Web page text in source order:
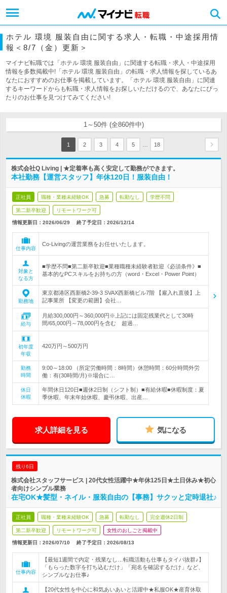
ホテル 環境 服装自由に関する求人・転職・中途採用情
報＜8/7（金）更新＞
マイナビ転職では「ホテル 環境 服装自由」に関連する転職・求人・中途採用
情報を多数掲載中!「ホテル 環境 服装自由」の転職・求人情報を探しているあ
なたにおすすめのお仕事を掲載しています。「ホテル 環境 服装自由」に関連
するキーワードからも転職・求人情報をお探しいただけるので、あなたにぴっ
たりのお仕事を見つけてみてください!
1～50件 (全860件中)
1 2 3 4 5 18
株式会社Q Living | ★定着率も高く安定して勤務ができます。
本社勤務【運営スタッフ】年休120日！服装自由！
正社員 職種・業種未経験OK 急募 転勤なし 学歴不問
第二新卒歓迎 リモートワーク可
情報更新日：2026/06/29 終了予定日： 2026/12/14
仕事内容
Co-Livingの運営業務をお任せいたします。
対象と
なる方
■学歴不問■第二新卒歓迎■業種職種未経験者歓迎《必須条件》■
基本的なPCスキルをお持ちの方（word・Excel・Power Point）
勤務地
東京都港区西新橋2-39-3 SVAX西新橋ビル7階 【雇入れ直後】上
記事業所 【変更の範囲】会社…
給与
月給300,000円～360,000円※上記には固定残業代として30時
間/65,000円～78,000円を含む 超過…
初年度
年収
420万円～500万円
勤務
時間
9:00～18:00 （所定労働時間：8時間）休憩時間：60分時間外労
働：有(30時間/月)※場合に…
休日
休暇
年間休日120日■週休2日制（シフト制）■有給休暇■休暇制度：夏
季休暇、年末年始休暇、慶弔休暇、出産…
求人詳細を見る 気になる
残り6日
株式会社スタッフサービス | 20代女性活躍中★年休125日★土日休み★初心
者向けシンプル業務
在宅OK★髪型・ネイル・服装自由の【事務】サクッと定時退社♪
正社員 職種・業種未経験OK 急募 転勤なし 完全週休2日制
第二新卒歓迎 リモートワーク可 女性のおしごと掲載中
情報更新日：2026/07/10 終了予定日： 2026/08/13
仕事内容
【最短1週間で内定・残業なし…転職活動も仕事もタイパ抜群♪】
「もらった数字を打ち込むだけ」「宛名を確認するだけ」など、
シンプルなお仕事♪
【20代女性を中心に和気あいあいと活躍中★私服OK★産育休取